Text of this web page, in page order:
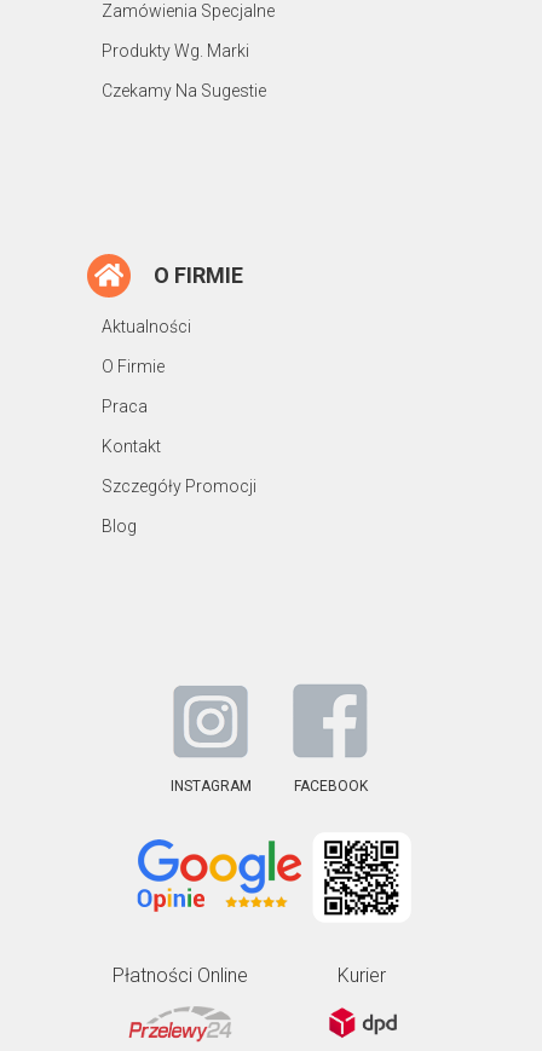
Zamówienia Specjalne
Produkty Wg. Marki
Czekamy Na Sugestie
O FIRMIE
Aktualności
O Firmie
Praca
Kontakt
Szczegóły Promocji
Blog
INSTAGRAM FACEBOOK
Płatności Online Kurier